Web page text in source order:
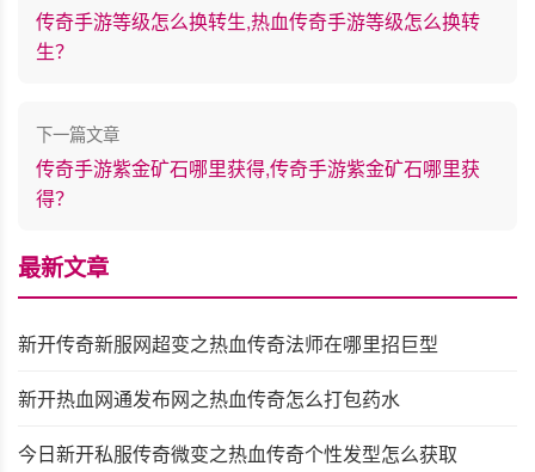
传奇手游等级怎么换转生,热血传奇手游等级怎么换转
生？
下一篇文章
传奇手游紫金矿石哪里获得,传奇手游紫金矿石哪里获
得？
最新文章
新开传奇新服网超变之热血传奇法师在哪里招巨型
新开热血网通发布网之热血传奇怎么打包药水
今日新开私服传奇微变之热血传奇个性发型怎么获取